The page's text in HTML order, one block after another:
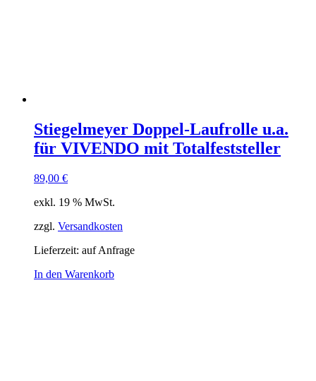
Stiegelmeyer Doppel-Laufrolle u.a.
für VIVENDO mit Totalfeststeller
89,00 €
exkl. 19 % MwSt.
zzgl. Versandkosten
Lieferzeit: auf Anfrage
In den Warenkorb